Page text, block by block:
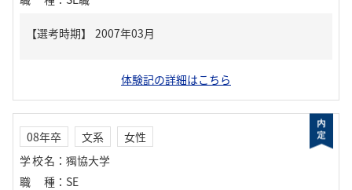
体験記の詳細はこちら
08年卒 文系
女性
学校名 ： 獨協大学
職種 ： SE